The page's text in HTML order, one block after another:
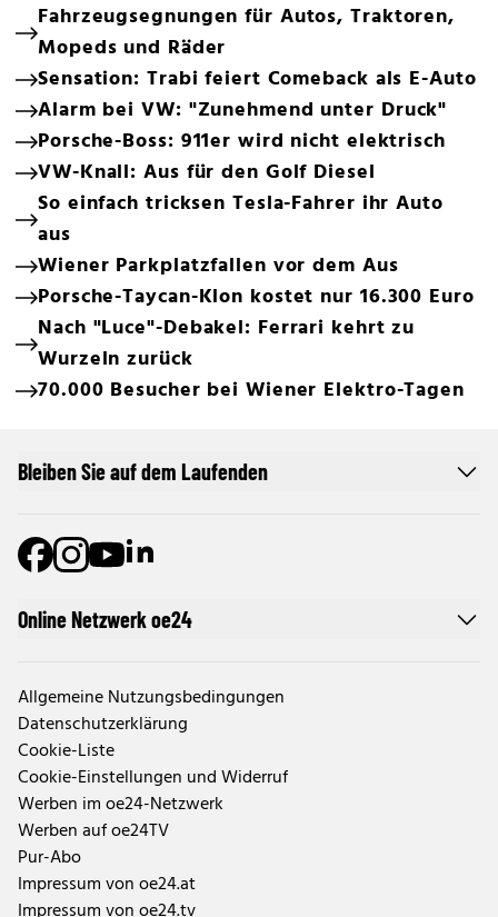
Fahrzeugsegnungen für Autos, Traktoren,
Mopeds und Räder
Sensation: Trabi feiert Comeback als E-Auto
Alarm bei VW: "Zunehmend unter Druck"
Porsche-Boss: 911er wird nicht elektrisch
VW-Knall: Aus für den Golf Diesel
So einfach tricksen Tesla-Fahrer ihr Auto
aus
Wiener Parkplatzfallen vor dem Aus
Porsche-Taycan-Klon kostet nur 16.300 Euro
Nach "Luce"-Debakel: Ferrari kehrt zu
Wurzeln zurück
70.000 Besucher bei Wiener Elektro-Tagen
Online Netzwerk oe24
Allgemeine Nutzungsbedingungen
Datenschutzerklärung
Cookie-Liste
Cookie-Einstellungen und Widerruf
Werben im oe24-Netzwerk
Werben auf oe24TV
Pur-Abo
Impressum von oe24.at
Bleiben Sie auf dem Laufenden